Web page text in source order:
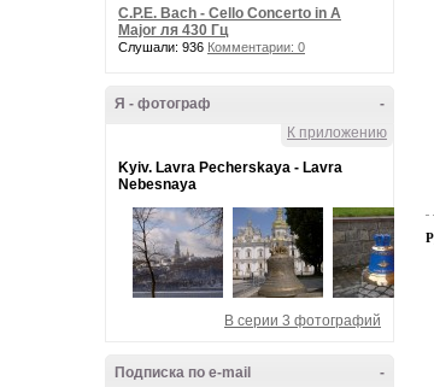
C.P.E. Bach - Cello Concerto in A
Major ля 430 Гц
Слушали: 936 Комментарии: 0
-
Я - фотограф
К приложению
Kyiv. Lavra Pecherskaya - Lavra
Nebesnaya
В серии 3 фотографий
-
Подписка по e-mail